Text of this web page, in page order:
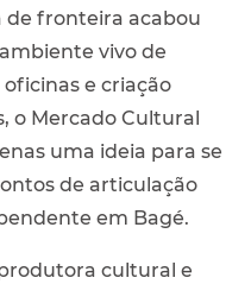
de fronteira acabou
vivo de
e criação
o Mercado Cultural
uma ideia para se
de articulação
em Bagé.
cultural e